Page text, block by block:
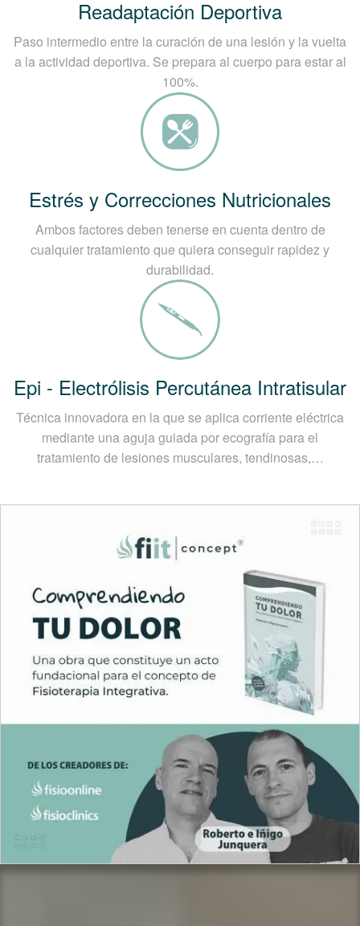
Readaptación Deportiva
Paso intermedio entre la curación de una lesión y la vuelta
a la actividad deportiva. Se prepara al cuerpo para estar al
100%.
Estrés y Correcciones Nutricionales
Ambos factores deben tenerse en cuenta dentro de
cualquier tratamiento que quiera conseguir rapidez y
durabilidad.
Epi - Electrólisis Percutánea Intratisular
Técnica innovadora en la que se aplica corriente eléctrica
mediante una aguja guiada por ecografía para el
tratamiento de lesiones musculares, tendinosas,…